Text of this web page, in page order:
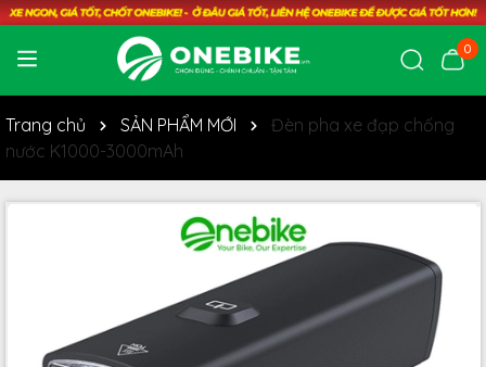
0
Trang chủ SẢN PHẨM MỚI
Đèn pha xe đạp chống
nước K1000-3000mAh